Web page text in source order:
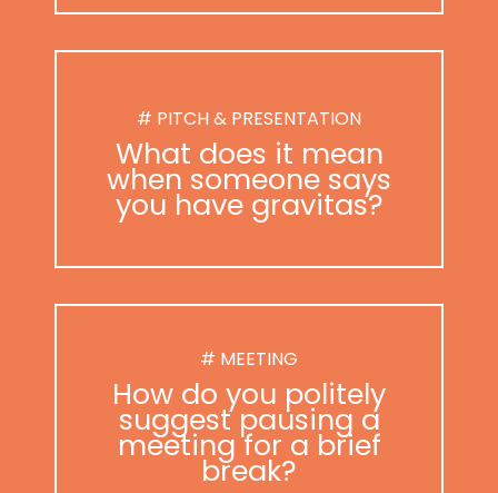
# PITCH & PRESENTATION
What does it mean
when someone says
you have gravitas?
# MEETING
How do you politely
suggest pausing a
meeting for a brief
break?